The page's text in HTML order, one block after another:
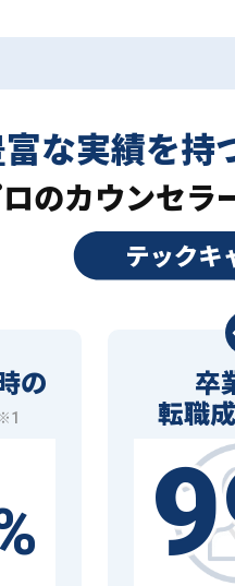
富な実績を持
のカウンセラ
の
卒
転職